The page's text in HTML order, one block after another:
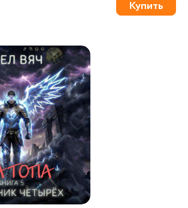
Купить